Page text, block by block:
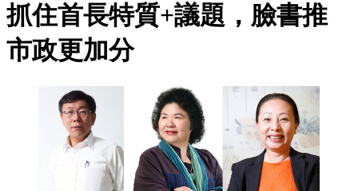
抓住首長特質+議題，臉書推
市政更加分